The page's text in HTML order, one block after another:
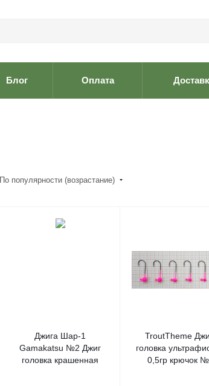
Блог Оплата
По популярности (возрастание)
Джига Шар-1
Gamakatsu №2 Джиг
головка крашенная
TroutTheme
головка
0,5гр крючок